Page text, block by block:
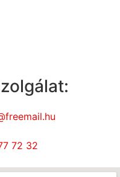
72 32